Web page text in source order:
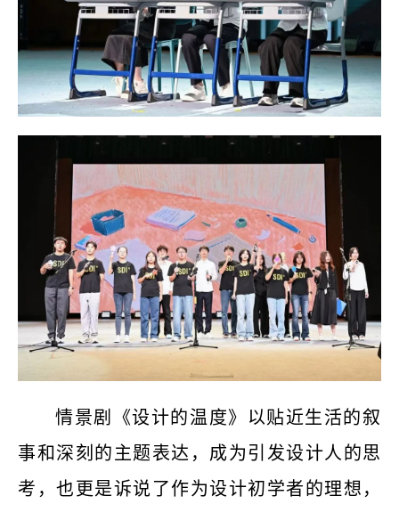
情景剧《设计的温度》以贴近生活的叙
事和深刻的主题表达，成为引发设计人的思
考，也更是诉说了作为设计初学者的理想，